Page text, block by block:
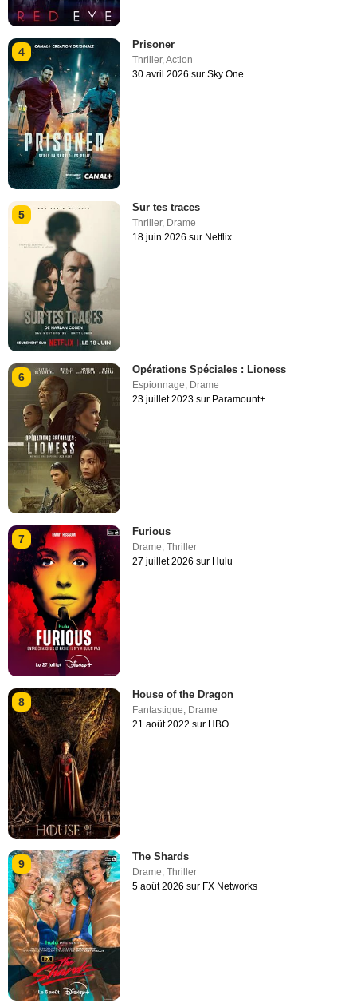
4
Prisoner
Thriller,Action
30 avril 2026 sur Sky One
5
Sur tes traces
Thriller, Drame
18 juin 2026 sur Netflix
6
Opérations Spéciales : Lioness
Espionnage, Drame
23 juillet 2023 sur Paramount+
7
Furious
Drame,Thriller
27 juillet 2026 sur Hulu
8
House of the Dragon
Fantastique Drame
21 août 2022 sur HBO
9
The Shards
Drame,Thriller
5 août 2026 sur FX Networks